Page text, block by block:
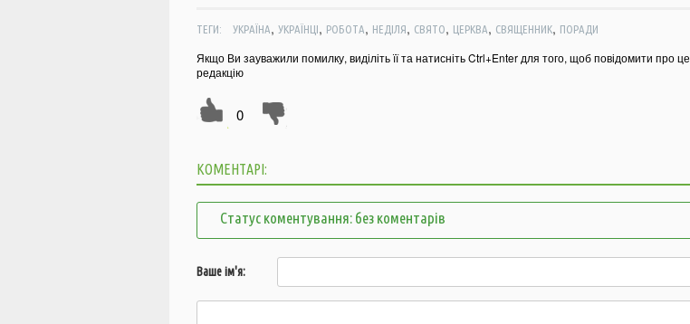
ТЕГИ: УКРАЇНА, УКРАЇНЦІ, РОБОТА, НЕДІЛЯ, СВЯТО, ЦЕРКВА, СВЯЩЕННИК, ПОРАДИ
Якщо Ви зауважили помилку, виділіть її та натисніть Ctrl+Enter для того, щоб повідомити про це
редакцію
0
КОМЕНТАРІ:
Статус коментування: без коментарів
Ваше ім'я: